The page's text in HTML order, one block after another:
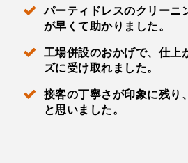
パーティドレスのクリーニ
が早くて助かりました。
工場併設のおかげで、仕上
ズに受け取れました。
接客の丁寧さが印象に残り
と思いました。